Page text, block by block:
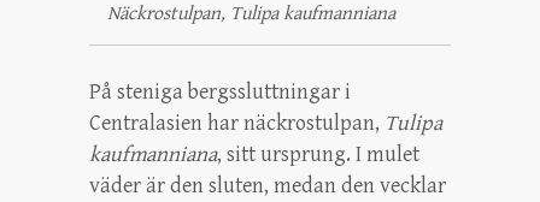
Näckrostulpan, Tulipa kaufmanniana
På steniga bergssluttningar i
Centralasien har näckrostulpan, Tulipa
kaufmanniana, sitt ursprung. I mulet
väder är den sluten, medan den vecklar